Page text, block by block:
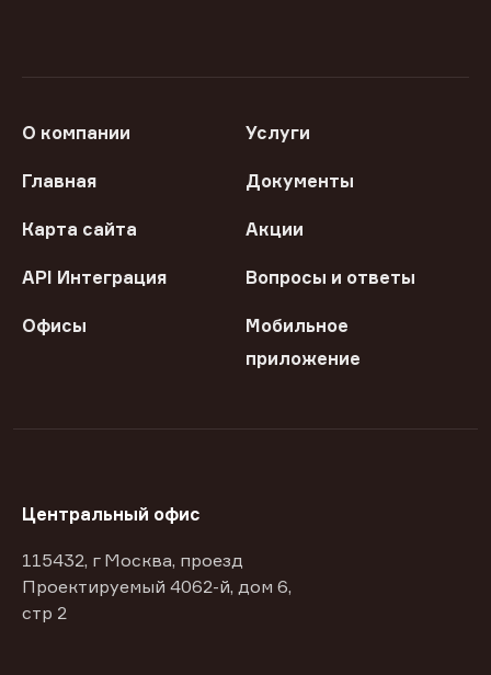
О компании Услуги
Главная Документы
Карта сайта Акции
API Интеграция Вопросы и ответы
Офисы
Мобильное
приложение
Центральный офис
115432, г Москва, проезд
Проектируемый 4062-й, дом 6,
стр 2